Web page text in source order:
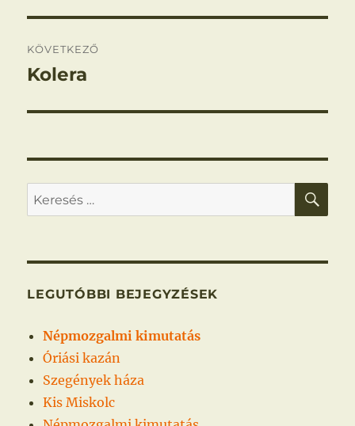
KÖVETKEZŐ
Következő
Kolera
Keresés
a
kifejezésre:
LEGUTÓBBI BEJEGYZÉSEK
Népmozgalmi kimutatás
Óriási kazán
Szegények háza
Kis Miskolc